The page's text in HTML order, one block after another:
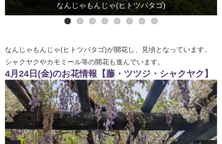
なんじゃもんじゃ(ヒトツバタゴ)
シャクヤク
カモミールとポピー
なんじゃもんじゃ(ヒトツバタゴ)が開花し、見頃となっています。
シャクヤクやカモミール等の開花も進んでいます。
4月24日(金)のお花情報【藤・ツツジ・シャクヤク】